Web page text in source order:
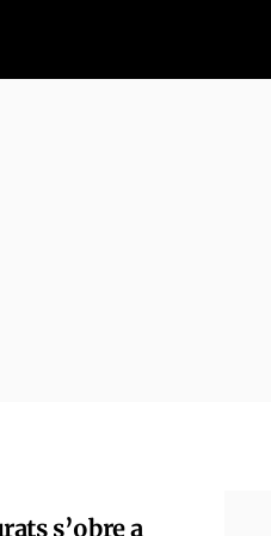
s’obre a